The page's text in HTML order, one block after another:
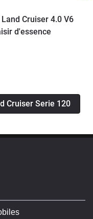
Cruiser 4.0 V6
d'essence
Cruiser Serie 120